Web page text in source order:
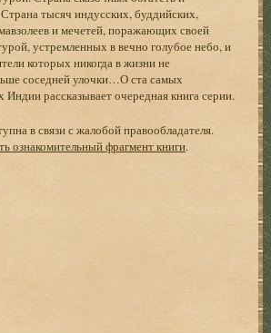
тысяч индусских, буддийских,
и мечетей, поражающих своей
устремленных в вечно голубое небо, и
которых никогда в жизни не
соседней улочки…О ста самых
Индии рассказывает очередная книга серии.
в связи с жалобой правообладателя.
ознакомительный фрагмент книги.